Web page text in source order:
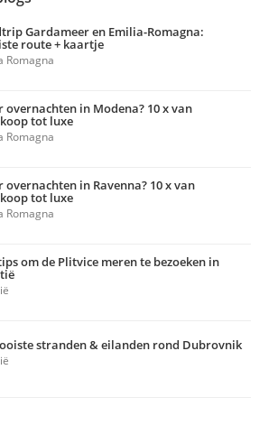
Gardameer en Emilia-Romagna:
route + kaartje
Romagna
overnachten in Modena? 10 x van
tot luxe
Romagna
overnachten in Ravenna? 10 x van
tot luxe
Romagna
om de Plitvice meren te bezoeken in
stranden & eilanden rond Dubrovnik